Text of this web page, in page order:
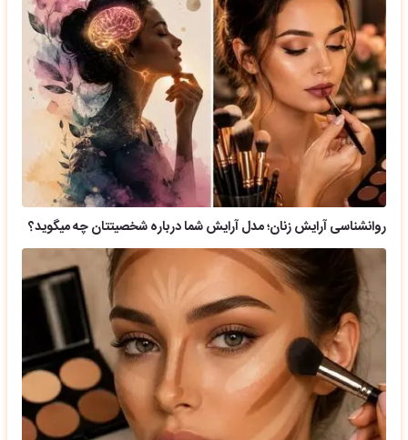
روانشناسی آرایش زنان؛ مدل آرایش شما درباره شخصیتتان چه میگوید؟